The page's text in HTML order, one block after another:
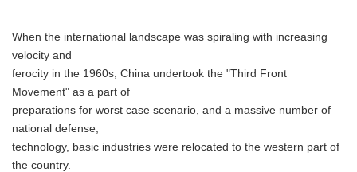
When the international landscape was spiraling with increasing
velocity and
ferocity in the 1960s, China undertook the "Third Front
Movement" as a part of
preparations for worst case scenario, and a massive number of
national defense,
technology, basic industries were relocated to the western part of
the country.